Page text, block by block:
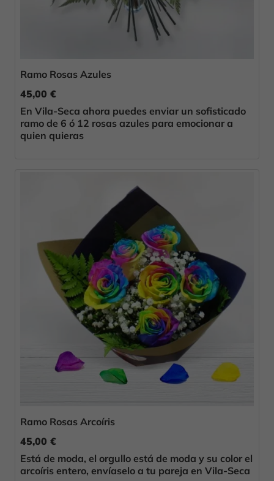
Ramo Rosas Azules
45,00 €
En Vila-Seca ahora puedes enviar un sofisticado
ramo de 6 ó 12 rosas azules para emocionar a
quien quieras
Ramo Rosas Arcoíris
45,00 €
Está de moda, el orgullo está de moda y su color el
arcoíris entero, envíaselo a tu pareja en Vila-Seca